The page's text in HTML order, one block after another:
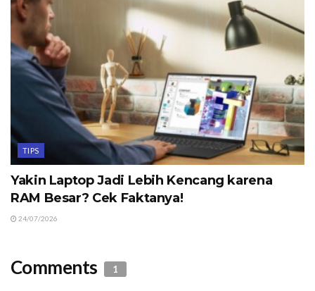
TIPS
Yakin Laptop Jadi Lebih Kencang karena
RAM Besar? Cek Faktanya!
24/07/2026
Comments 1